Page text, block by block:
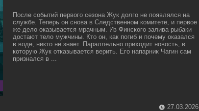
После событий первого сезона Жук долго не появлялся на
службе. Теперь он снова в Следственном комитете, и первое
же дело оказывается мрачным. Из Финского залива рыбаки
достают тело мужчины. Кто он, как погиб и почему оказался
в воде, никто не знает. Параллельно приходит новость, в
которую Жук отказывается верить. Его напарник Чагин сам
признался в ...
27.03.2026